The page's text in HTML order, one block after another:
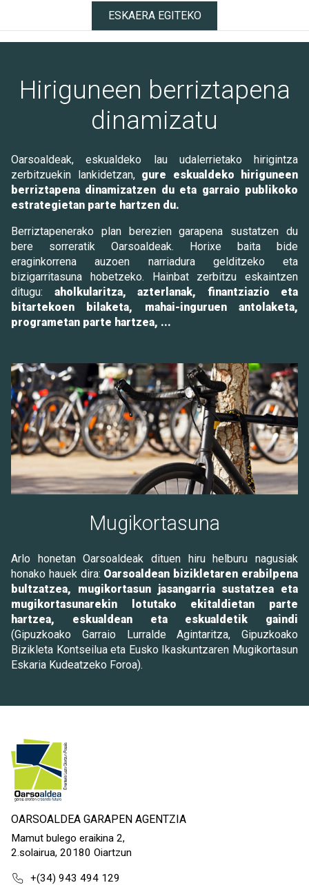
ESKAERA EGITEKO
Hiriguneen berriztapena
dinamizatu
Oarsoaldeak, eskualdeko lau udalerrietako hirigintza
zerbitzuekin lankidetzan, gure eskualdeko hiriguneen
berriztapena dinamizatzen du eta garraio publikoko
estrategietan parte hartzen du.
Berriztapenerako plan berezien garapena sustatzen du
bere sorreratik Oarsoaldeak. Horixe baita bide
eraginkorrena auzoen narriadura gelditzeko eta
bizigarritasuna hobetzeko. Hainbat zerbitzu eskaintzen
ditugu: aholkularitza, azterlanak, finantziazio eta
bitartekoen bilaketa, mahai-inguruen antolaketa,
programetan parte hartzea, ...
Mugikortasuna
Arlo honetan Oarsoaldeak dituen hiru helburu nagusiak
honako hauek dira: Oarsoaldean bizikletaren erabilpena
bultzatzea, mugikortasun jasangarria sustatzea eta
mugikortasunarekin lotutako ekitaldietan parte
hartzea, eskualdean eta eskualdetik gaindi
(Gipuzkoako Garraio Lurralde Agintaritza, Gipuzkoako
Bizikleta Kontseilua eta Eusko Ikaskuntzaren Mugikortasun
Eskaria Kudeatzeko Foroa).
OARSOALDEA GARAPEN AGENTZIA
Mamut bulego eraikina 2,
2.solairua, 20180 Oiartzun
+(34) 943 494 129